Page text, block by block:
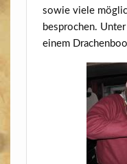
sowie vie­le
bespro­chen.
einem